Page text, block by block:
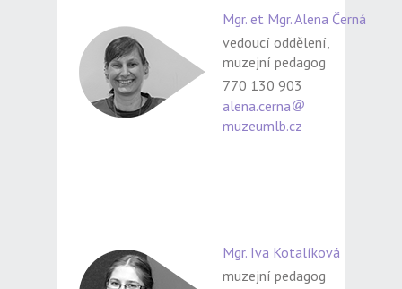
Mgr. et Mgr. Alena Černá
vedoucí oddělení,
muzejní pedagog
770 130 903
alena.cerna
muzeumlb.cz
Mgr. Iva Kotalíková
muzejní pedagog